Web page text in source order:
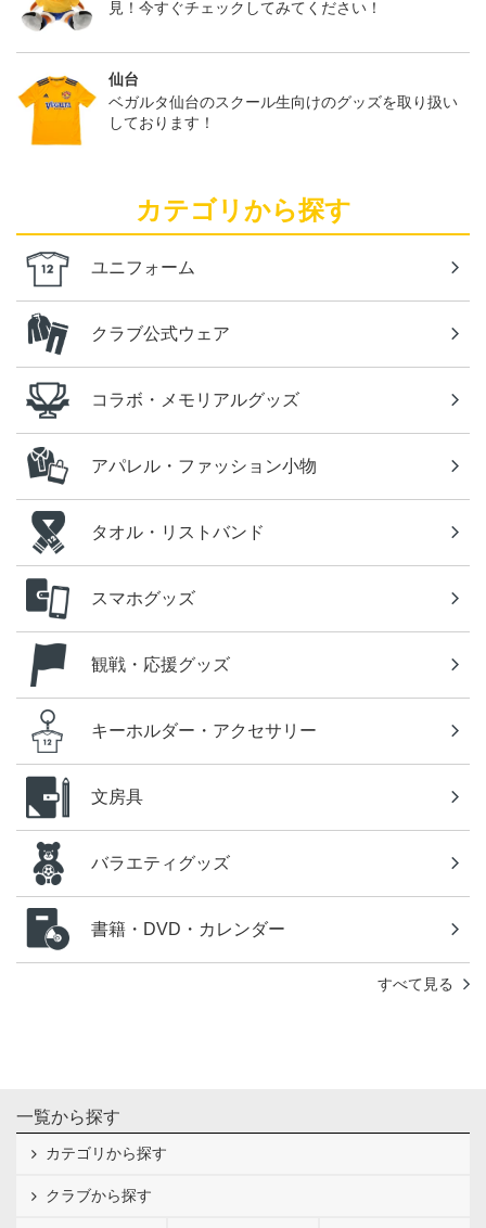
見！今すぐチェックしてみてください！
仙台
ベガルタ仙台のスクール生向けのグッズを取り扱い
しております！
カテゴリから探す
ユニフォーム
クラブ公式ウェア
コラボ・メモリアルグッズ
アパレル・ファッション小物
タオル・リストバンド
スマホグッズ
観戦・応援グッズ
キーホルダー・アクセサリー
文房具
バラエティグッズ
書籍・DVD・カレンダー
すべて見る
一覧から探す
カテゴリから探す
クラブから探す